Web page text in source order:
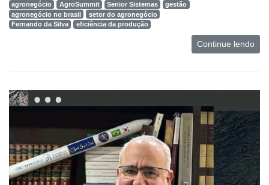
agronegócio
AgroSummit Senior Sistemas
gestão
agronegócio no brasil
setor do agronegócio
Fernando da Silva
eficiência da produção
Continue lendo